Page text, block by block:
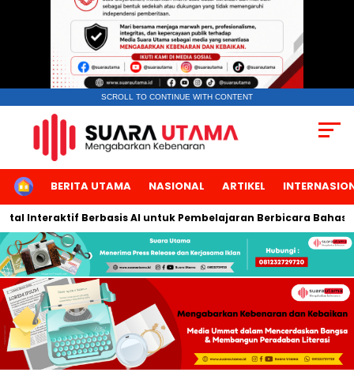
SCROLL TO CONTINUE WITH CONTENT
HOMEBERITA UTAMA NASIONAL ARTIKEL
Interaktif Berbasis AI untuk Pembelajaran Berbicara Bahasa